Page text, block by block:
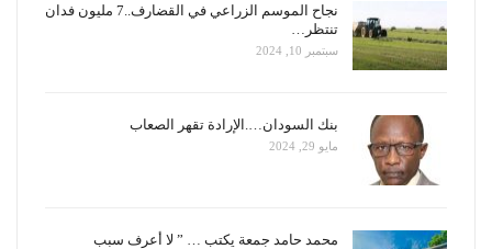
نجاح الموسم الزراعي في القضارف..7 مليون فدان
تنتظر…
سبتمبر 10, 2024
بنك السودان….الإرادة تقهر الصعاب
مايو 29, 2024
محمد حامد جمعة يكتب … ” لا أعرف سبب